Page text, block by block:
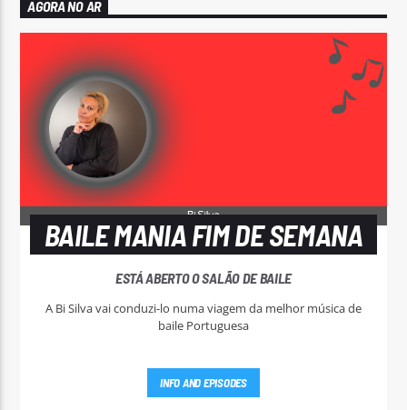
AGORA NO AR
BAILE MANIA FIM DE SEMANA
ESTÁ ABERTO O SALÃO DE BAILE
A Bi Silva vai conduzi-lo numa viagem da melhor música de
baile Portuguesa
INFO AND EPISODES